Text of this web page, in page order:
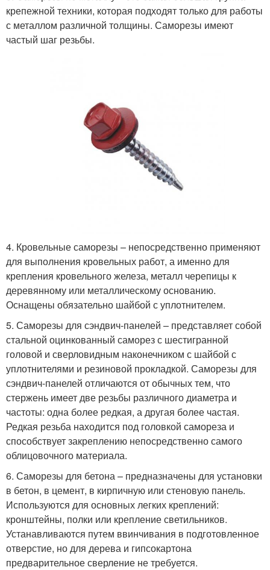
крепежной техники, которая подходят только для работы
с металлом различной толщины. Саморезы имеют
частый шаг резьбы.
4. Кровельные саморезы – непосредственно применяют
для выполнения кровельных работ, а именно для
крепления кровельного железа, металл черепицы к
деревянному или металлическому основанию.
Оснащены обязательно шайбой с уплотнителем.
5. Саморезы для сэндвич-панелей – представляет собой
стальной оцинкованный саморез с шестигранной
головой и сверловидным наконечником с шайбой с
уплотнителями и резиновой прокладкой. Саморезы для
сэндвич-панелей отличаются от обычных тем, что
стержень имеет две резьбы различного диаметра и
частоты: одна более редкая, а другая более частая.
Редкая резьба находится под головкой самореза и
способствует закреплению непосредственно самого
облицовочного материала.
6. Саморезы для бетона – предназначены для установки
в бетон, в цемент, в кирпичную или стеновую панель.
Используются для основных легких креплений:
кронштейны, полки или крепление светильников.
Устанавливаются путем ввинчивания в подготовленное
отверстие, но для дерева и гипсокартона
предварительное сверление не требуется.